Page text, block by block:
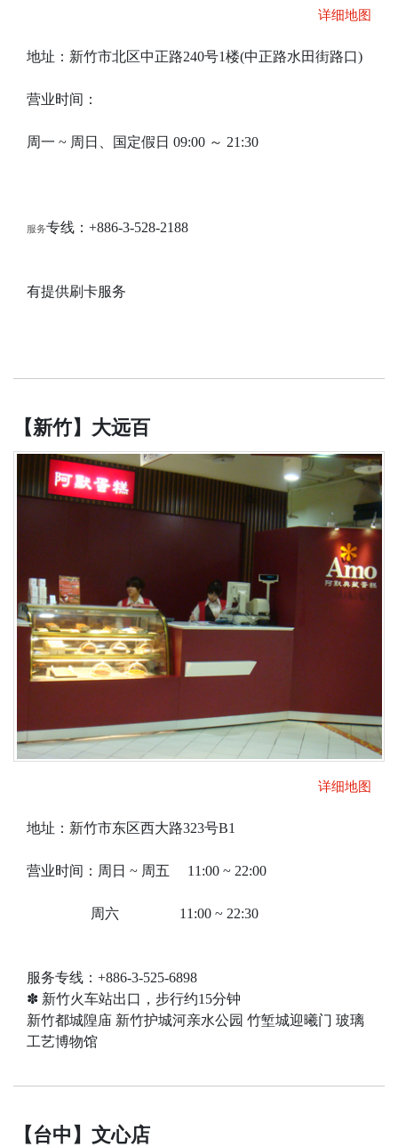
详细地图
地址：新竹市北区中正路240号1楼(中正路水田街路口)
营业时间：
周一 ~ 周日、国定​​假日 09:00 ～ 21:30
服务专线：+886-3-528-2188
有提供刷卡服务
【新竹】大远百
详细地图
地址：新竹市东区西大路323号B1
营业时间：周日 ~ 周五 11:00 ~ 22:00
周六 11:00 ~ 22:30
服务专线：+886-3-525-6898
✽ 新竹火车站出口，步行约15分钟
新竹都城隍庙 新竹护城河亲水公园 竹堑城迎曦门 玻璃
工艺博物馆
【台中】文心店